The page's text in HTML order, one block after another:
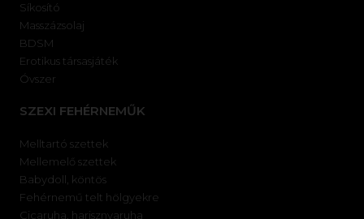
Síkosító
Masszázsolaj
BDSM
Erotikus társasjáték
Óvszer
SZEXI FEHÉRNEMŰK
Melltartó szettek
Mellemelő szettek
Babydoll, köntös
Fehérnemű telt hölgyekre
Cicaruha, harisznyaruha